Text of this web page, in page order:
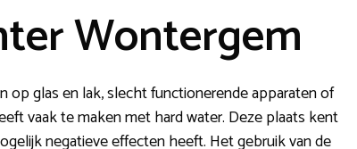
Wontergem
op glas en lak, slecht functionerende apparaten of
vaak te maken met hard water. Deze plaats kent
negatieve effecten heeft. Het gebruik van de